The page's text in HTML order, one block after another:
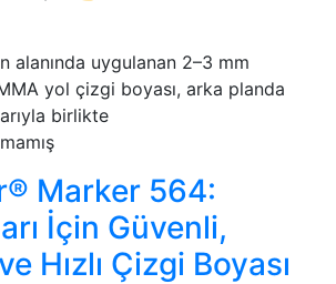
Marker 564:
İçin Güvenli,
Hızlı Çizgi Boyası